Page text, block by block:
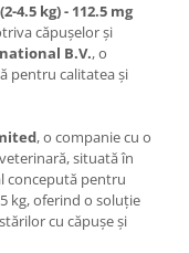
4.5 kg) - 112.5 mg
căpușelor și
B.V., o
pentru calitatea și
, o companie cu o
situată în
concepută pentru
kg, oferind o soluție
cu căpușe și